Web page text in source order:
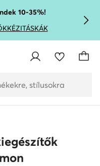
10-35%!
KÉZITÁSKÁK
stílusokra